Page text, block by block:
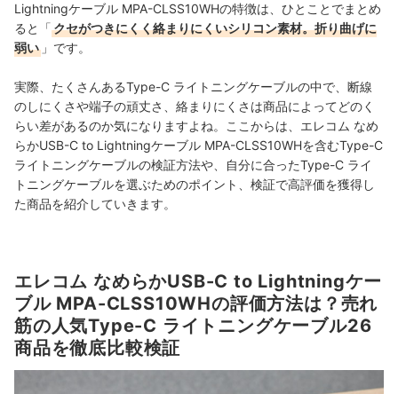
Lightningケーブル MPA-CLSS10WHの特徴は、ひとことでまとめ
ると「クセがつきにくく絡まりにくいシリコン素材。折り曲げに
弱い 」です。
実際、たくさんあるType-C ライトニングケーブルの中で、断線
のしにくさや端子の頑丈さ、絡まりにくさは商品によってどのく
らい差があるのか気になりますよね。ここからは、エレコム なめ
らかUSB-C to Lightningケーブル MPA-CLSS10WHを含むType-C
ライトニングケーブルの検証方法や、自分に合ったType-C ライ
トニングケーブルを選ぶためのポイント、検証で高評価を獲得し
た商品を紹介していきます。
エレコム なめらかUSB-C to Lightningケー
ブル MPA-CLSS10WHの評価方法は？売れ
筋の人気Type-C ライトニングケーブル26
商品を徹底比較検証